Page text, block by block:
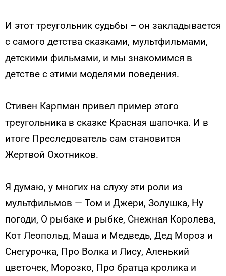
И этот треугольник судьбы – он закладывается
с самого детства сказками, мультфильмами,
детскими фильмами, и мы знакомимся в
детстве с этими моделями поведения.
Стивен Карпман привел пример этого
треугольника в сказке Красная шапочка. И в
итоге Преследователь сам становится
Жертвой Охотников.
Я думаю, у многих на слуху эти роли из
мультфильмов — Том и Джери, Золушка, Ну
погоди, О рыбаке и рыбке, Снежная Королева,
Кот Леопольд, Маша и Медведь, Дед Мороз и
Снегурочка, Про Волка и Лису, Аленький
цветочек, Морозко, Про братца кролика и